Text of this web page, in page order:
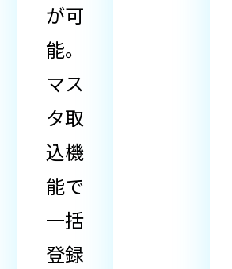
が可
能。
マス
タ取
込機
能で
一括
登録